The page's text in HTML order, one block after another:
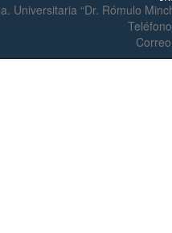
Universitaria “Dr. Rómulo